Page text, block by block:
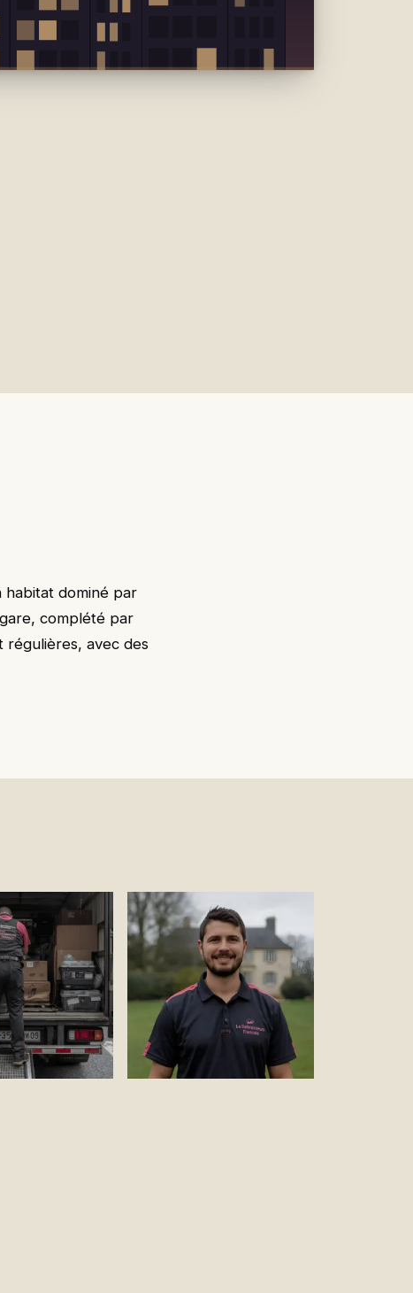
habitat dominé par
complété par
régulières, avec des